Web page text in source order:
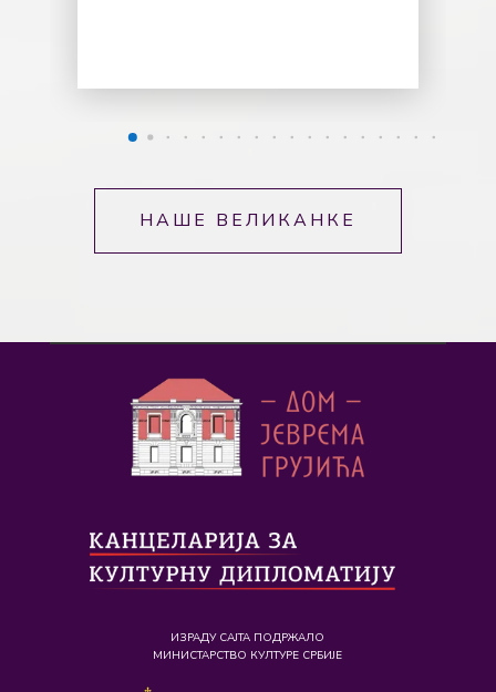
НАШЕ ВЕЛИКАНКЕ
ИЗРАДУ САЈТА ПОДРЖАЛО
МИНИСТАРСТВО КУЛТУРЕ СРБИЈЕ